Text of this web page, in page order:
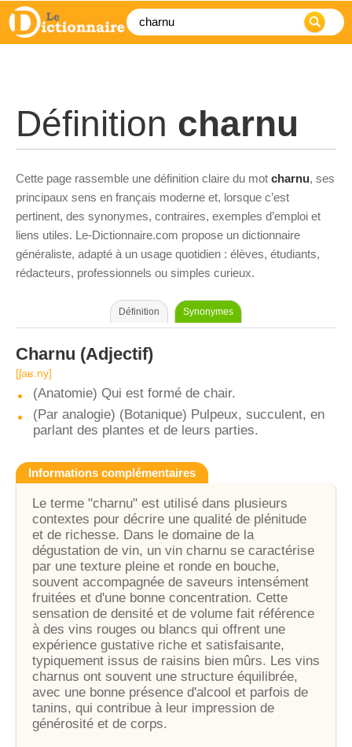
Définition charnu
Cette page rassemble une définition claire du mot charnu, ses
principaux sens en français moderne et, lorsque c’est
pertinent, des synonymes, contraires, exemples d’emploi et
liens utiles. Le-Dictionnaire.com propose un dictionnaire
généraliste, adapté à un usage quotidien : élèves, étudiants,
rédacteurs, professionnels ou simples curieux.
Définition Synonymes
Charnu (Adjectif)
[ʃaʁ.ny]
(Anatomie) Qui est formé de chair.
(Par analogie) (Botanique) Pulpeux, succulent, en
parlant des plantes et de leurs parties.
Informations complémentaires
Le terme "charnu" est utilisé dans plusieurs
contextes pour décrire une qualité de plénitude
et de richesse. Dans le domaine de la
dégustation de vin, un vin charnu se caractérise
par une texture pleine et ronde en bouche,
souvent accompagnée de saveurs intensément
fruitées et d'une bonne concentration. Cette
sensation de densité et de volume fait référence
à des vins rouges ou blancs qui offrent une
expérience gustative riche et satisfaisante,
typiquement issus de raisins bien mûrs. Les vins
charnus ont souvent une structure équilibrée,
avec une bonne présence d'alcool et parfois de
tanins, qui contribue à leur impression de
générosité et de corps.